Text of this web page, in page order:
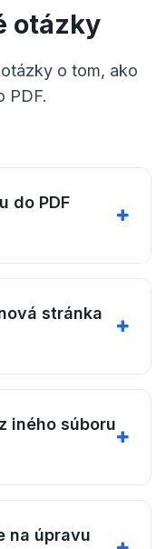
otázky
o tom, ako
PDF.
do PDF
stránka
iného súboru
na úpravu